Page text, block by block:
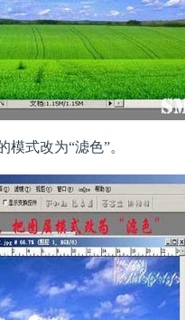
式改为“滤色”。